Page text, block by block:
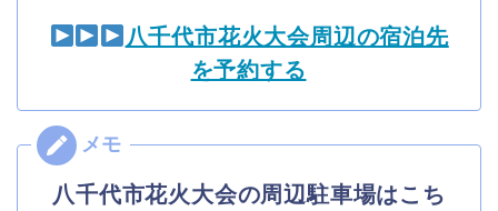
八千代市花火大会周辺の宿泊先
を予約する
八千代市花火大会の周辺駐車場はこち